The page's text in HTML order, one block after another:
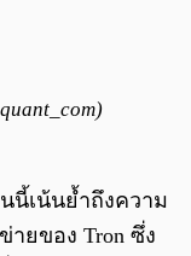
นี้เน้นย้ำถึงความ
ายของ Tron ซึ่ง